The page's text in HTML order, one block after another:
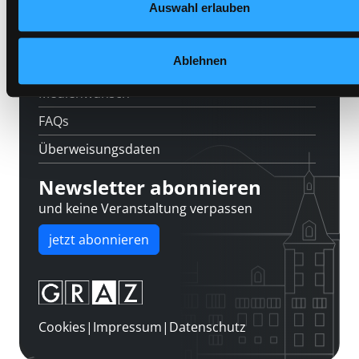
Auswahl erlauben
Ablehnen
Über uns
Medienwunsch
FAQs
Überweisungsdaten
Newsletter abonnieren
und keine Veranstaltung verpassen
jetzt abonnieren
Cookies| Impressum| Datenschutz